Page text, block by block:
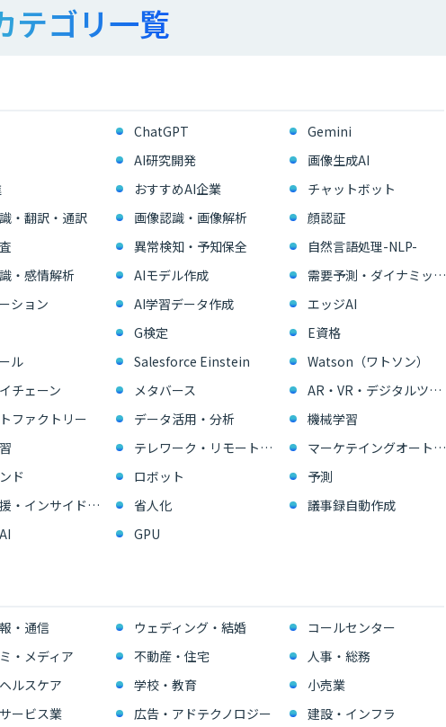
テゴリ一覧
ChatGPT
Gemini
AI研究開発
画像生成AI
おすすめAI企業
チャットボット
・翻訳・通訳 画像認識・画像解析
顔認証
異常検知・予知保全
自然言語処理-NLP-
・感情解析 AIモデル作成
需要予測・ダイナミックプライシング
ション AI学習データ作成
エッジAI
G検定
E資格
ル Salesforce Einstein
Watson（ワトソン）
チェーン メタバース
AR・VR・デジタルツイン
ファクトリー データ活用・分析
機械学習
テレワーク・リモートワーク
マーケテイングオートメーション・MAツール
ド ロボット
予測
営業支援・インサイドセールス 省人化
議事録自動作成
GPU
・通信 ウェディング・結婚
コールセンター
・メディア 不動産・住宅
人事・総務
ルスケア 学校・教育
小売業
ービス業 広告・アドテクノロジー 建設・インフラ